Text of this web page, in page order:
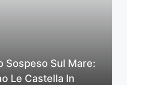
Sospeso Sul Mare:
Le Castella In